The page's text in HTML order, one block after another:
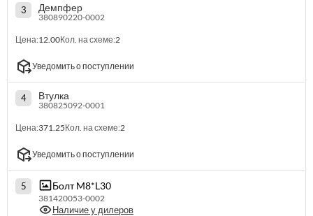
3 Демпфер
380890220-0002
Цена:12.00Кол. на схеме:2
Уведомить о поступлении
4 Втулка
380825092-0001
Цена:371.25Кол. на схеме:2
Уведомить о поступлении
5 Болт M8*L30
381420053-0002
Наличие у дилеров